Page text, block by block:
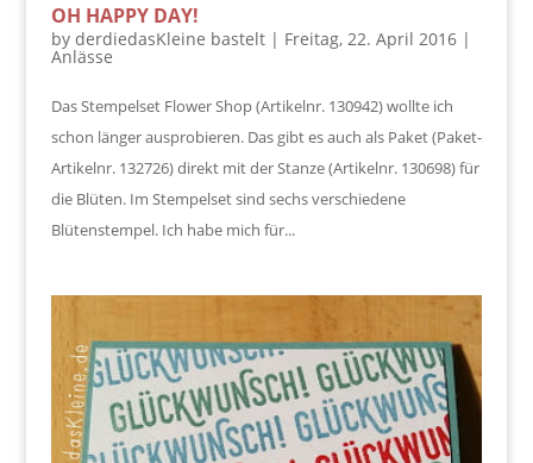
OH HAPPY DAY!
by derdiedasKleine bastelt| Freitag, 22. April 2016|
Anlässe
Das Stempelset Flower Shop (Artikelnr. 130942) wollte ich
schon länger ausprobieren. Das gibt es auch als Paket (Paket-
Artikelnr. 132726) direkt mit der Stanze (Artikelnr. 130698) für
die Blüten. Im Stempelset sind sechs verschiedene
Blütenstempel. Ich habe mich für...